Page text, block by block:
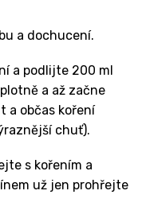
a dochucení.
a podlijte 200 ml
a až začne
a občas koření
chuť).
s kořením a
už jen prohřejte